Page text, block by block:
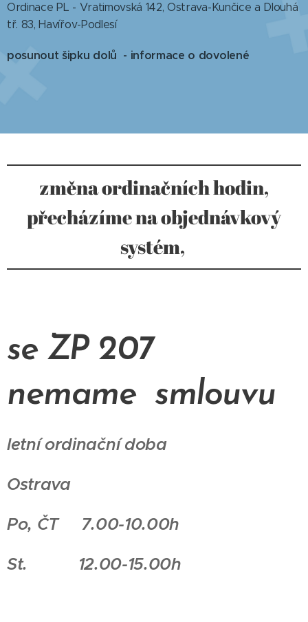
Ordinace PL - Vratimovská 142, Ostrava-Kunčice a Dlouhá
tř. 83, Havířov-Podlesí
posunout šipku dolů - informace o dovolené
změna ordinačních hodin,
přecházíme na objednávkový
systém,
se ZP 207
nemame smlouvu
letní ordinační doba
Ostrava
Po, ČT 7.00-10.00h
St. 12.00-15.00h